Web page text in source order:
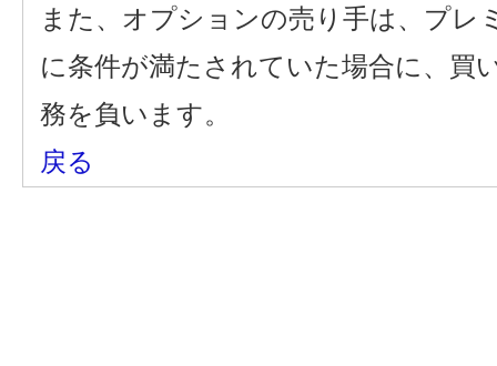
また、オプションの売り手は、プレ
に条件が満たされていた場合に、買
務を負います。
戻る